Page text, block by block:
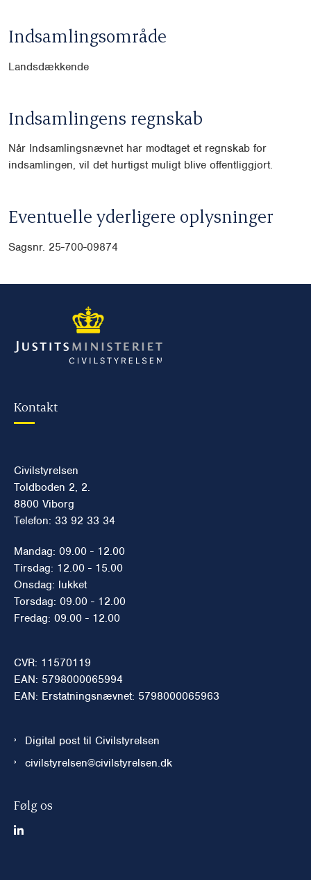
Indsamlingsområde
Landsdækkende
Indsamlingens regnskab
Når Indsamlingsnævnet har modtaget et regnskab for
indsamlingen, vil det hurtigst muligt blive offentliggjort.
Eventuelle yderligere oplysninger
Sagsnr. 25-700-09874
Kontakt
Civilstyrelsen
Toldboden 2, 2.
8800 Viborg
Telefon: 33 92 33 34
Mandag: 09.00 - 12.00
Tirsdag: 12.00 - 15.00
Onsdag: lukket
Torsdag: 09.00 - 12.00
Fredag: 09.00 - 12.00
CVR: 11570119
EAN: 5798000065994
EAN: Erstatningsnævnet: 5798000065963
Digital post til Civilstyrelsen
civilstyrelsen@civilstyrelsen.dk
Følg os